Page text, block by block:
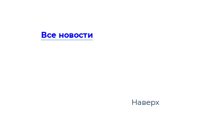
Все новости
Наверх